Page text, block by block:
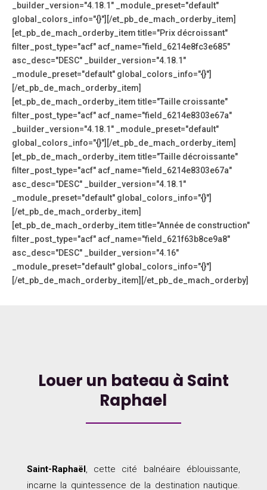
_builder_version="4.18.1" _module_preset="default"
global_colors_info="{}"][/et_pb_de_mach_orderby_item]
[et_pb_de_mach_orderby_item title="Prix décroissant"
filter_post_type="acf" acf_name="field_6214e8fc3e685"
asc_desc="DESC" _builder_version="4.18.1"
_module_preset="default" global_colors_info="{}"]
[/et_pb_de_mach_orderby_item]
[et_pb_de_mach_orderby_item title="Taille croissante"
filter_post_type="acf" acf_name="field_6214e8303e67a"
_builder_version="4.18.1" _module_preset="default"
global_colors_info="{}"][/et_pb_de_mach_orderby_item]
[et_pb_de_mach_orderby_item title="Taille décroissante"
filter_post_type="acf" acf_name="field_6214e8303e67a"
asc_desc="DESC" _builder_version="4.18.1"
_module_preset="default" global_colors_info="{}"]
[/et_pb_de_mach_orderby_item]
[et_pb_de_mach_orderby_item title="Année de construction"
filter_post_type="acf" acf_name="field_621f63b8ce9a8"
asc_desc="DESC" _builder_version="4.16"
_module_preset="default" global_colors_info="{}"]
[/et_pb_de_mach_orderby_item][/et_pb_de_mach_orderby]
Louer un bateau à Saint
Raphael
Saint-Raphaël, cette cité balnéaire éblouissante,
incarne la quintessence de la destination nautique.